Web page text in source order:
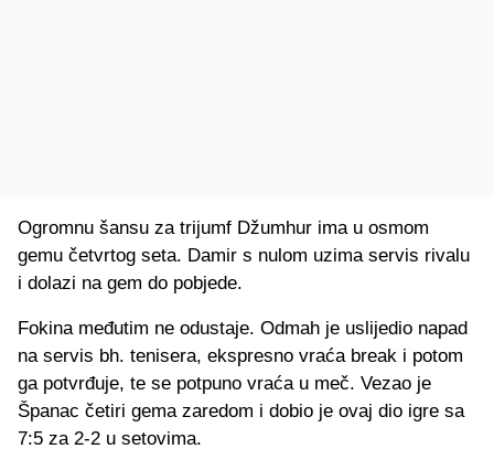
Ogromnu šansu za trijumf Džumhur ima u osmom
gemu četvrtog seta. Damir s nulom uzima servis rivalu
i dolazi na gem do pobjede.
Fokina međutim ne odustaje. Odmah je uslijedio napad
na servis bh. tenisera, ekspresno vraća break i potom
ga potvrđuje, te se potpuno vraća u meč. Vezao je
Španac četiri gema zaredom i dobio je ovaj dio igre sa
7:5 za 2-2 u setovima.